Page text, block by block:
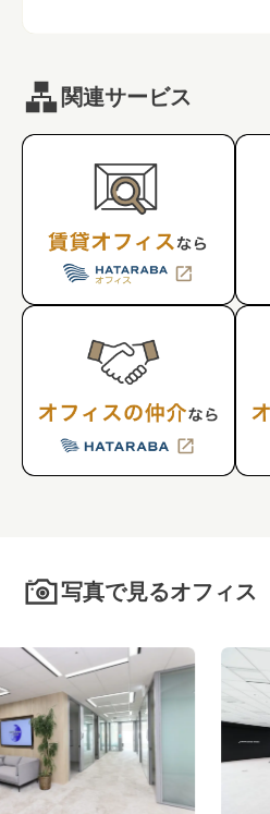
関連サービス
写真で見るオフィス